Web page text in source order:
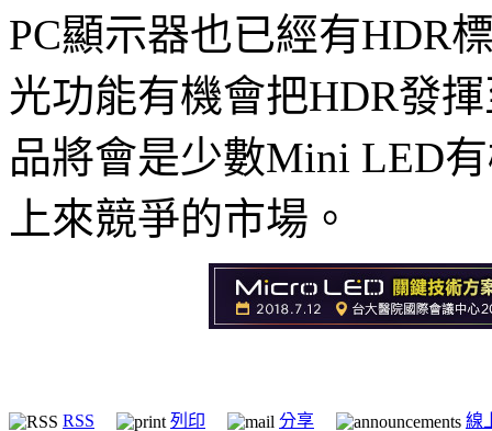
PC顯示器也已經有HDR
光功能有機會把HDR發
品將會是少數Mini LED
上來競爭的市場。
RSS 列印 分享 線